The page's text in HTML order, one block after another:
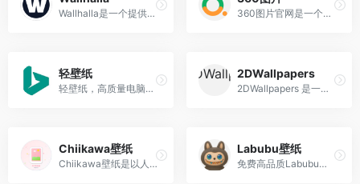
Wallhalla是一个提供免费、高质量壁纸的网站，适用于桌面和移动设备 360图片官网是一个专注于提供高质量图片搜索服务的平台，该网站收录了数十亿高清美图，涵盖壁纸、素材、头像、写真、摄影、风景等多种类型，满足用户在不同场景下的需求。
轻壁纸
轻壁纸，高质量电脑壁纸分享，免费分享电脑壁纸、横屏壁纸、Bing壁纸等等
2DWallpapers
2DWallpapers 是一个提供高质量动漫和游戏壁纸的网站，用户可以轻松找到并下载自己喜欢的壁纸。
Chiikawa壁纸
Chiikawa壁纸是以人气动漫《吉伊卡哇》（ちいかわ）为主题的电子壁纸合集，收录了主角吉伊（Chiikawa）、哈奇喵（Hachiware）、乌萨奇（Usagi）等萌系角色的高清图像。
Labubu壁纸
免费高品质Labubu壁纸下载网站，Labubu粉丝的专属壁纸宝库，拥有超1000多款Labubu桌面和手机壁纸，包括4K、高清和动态Labubu壁纸。